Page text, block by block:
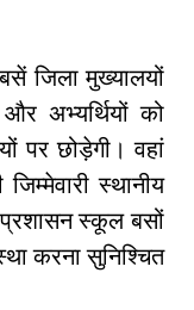
जिला मुख्यालयों
अभ्यर्थियों को
पर छोड़ेगी। वहां
स्थानीय
स्कूल बसों
करना सुनिश्चित